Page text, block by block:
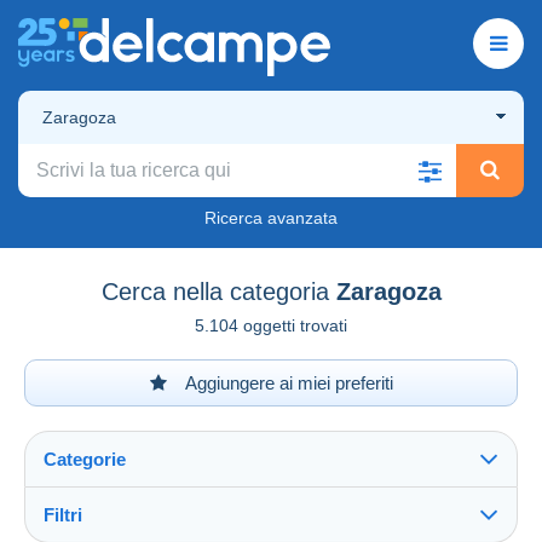
Zaragoza
Ricerca avanzata
Cerca nella categoria Zaragoza
5.104 oggetti trovati
Aggiungere ai miei preferiti
Categorie
Filtri